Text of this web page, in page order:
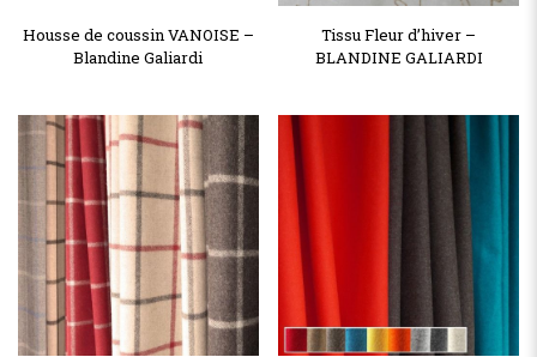
Housse de coussin VANOISE –
Blandine Galiardi
Tissu Fleur d’hiver –
BLANDINE GALIARDI